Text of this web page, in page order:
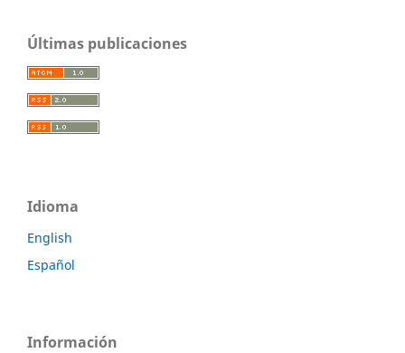
Últimas publicaciones
Idioma
English
Español
Información